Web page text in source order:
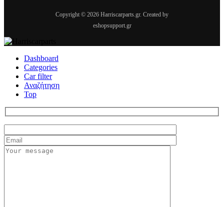
Copyright © 2026 Harriscarparts.gr. Created by
eshopsupport.gr
Dashboard
Categories
Car filter
Αναζήτηση
Top